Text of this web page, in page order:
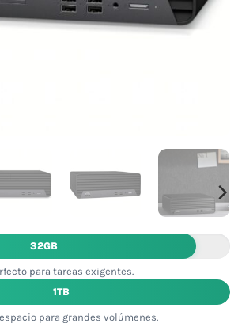
32GB
para tareas exigentes.
1TB
para grandes volúmenes.